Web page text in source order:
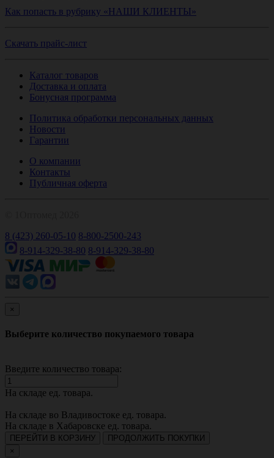
Как попасть в рубрику «НАШИ КЛИЕНТЫ»
Скачать прайс-лист
Каталог товаров
Доставка и оплата
Бонусная программа
Политика обработки персональных данных
Новости
Гарантии
О компании
Контакты
Публичная оферта
8 (423) 260-05-10 8-800-2500-243
8-914-329-38-80 8-914-329-38-80
×
Выберите количество покупаемого товара
Введите количество товара:
На складе ед. товара.
На складе во Владивостоке ед. товара.
На складе в Хабаровске ед. товара.
ПЕРЕЙТИ В КОРЗИНУ
ПРОДОЛЖИТЬ ПОКУПКИ
×